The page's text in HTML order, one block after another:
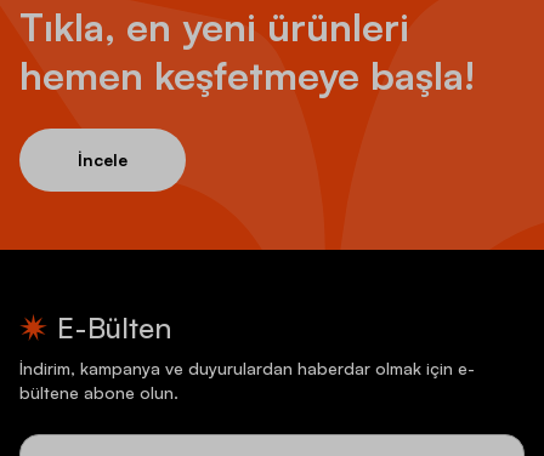
Tıkla, en yeni ürünleri
hemen keşfetmeye başla!
İncele
E-Bülten
İndirim, kampanya ve duyurulardan haberdar olmak için e-
bültene abone olun.